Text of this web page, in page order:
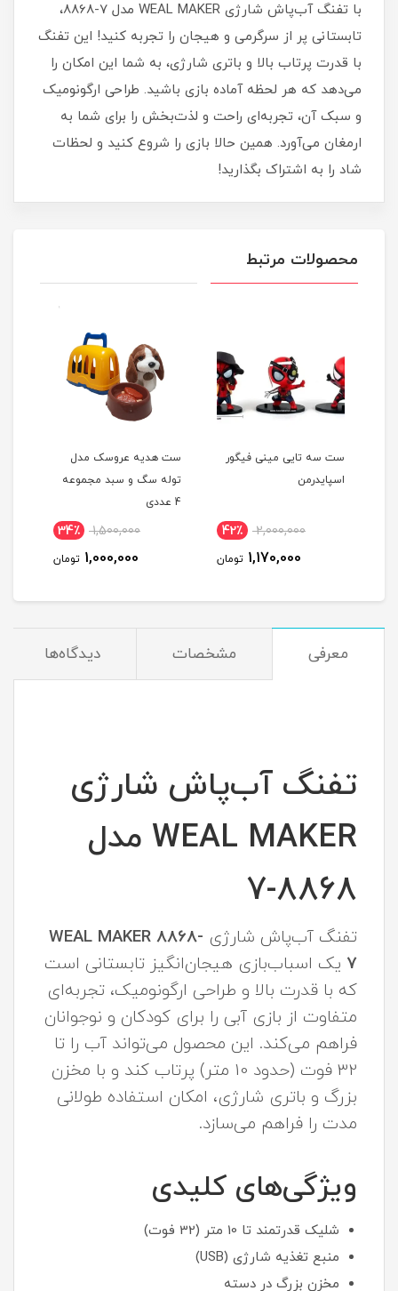
با تفنگ آب‌پاش شارژی WEAL MAKER مدل 7-8868،
تابستانی پر از سرگرمی و هیجان را تجربه کنید! این تفنگ
با قدرت پرتاب بالا و باتری شارژی، به شما این امکان را
می‌دهد که هر لحظه آماده بازی باشید. طراحی ارگونومیک
و سبک آن، تجربه‌ای راحت و لذت‌بخش را برای شما به
ارمغان می‌آورد. همین حالا بازی را شروع کنید و لحظات
شاد را به اشتراک بگذارید!
محصولات مرتبط
ست سه تایی مینی فیگور
اسپایدرمن
2,000,000 42٪
1,170,000 تومان
ست هدیه عروسک مدل
توله سگ و سبد مجموعه
4 عددی
1,500,000 34٪
1,000,000 تومان
معرفی مشخصات دیدگاه‌ها
تفنگ آب‌پاش شارژی
WEAL MAKER مدل
8868-7
تفنگ آب‌پاش شارژی WEAL MAKER 8868-
7 یک اسباب‌بازی هیجان‌انگیز تابستانی است
که با قدرت بالا و طراحی ارگونومیک، تجربه‌ای
متفاوت از بازی آبی را برای کودکان و نوجوانان
فراهم می‌کند. این محصول می‌تواند آب را تا
32 فوت (حدود 10 متر) پرتاب کند و با مخزن
بزرگ و باتری شارژی، امکان استفاده طولانی
مدت را فراهم می‌سازد.
ویژگی‌های کلیدی
شلیک قدرتمند تا 10 متر (32 فوت)
منبع تغذیه شارژی (USB)
مخزن بزرگ در دسته